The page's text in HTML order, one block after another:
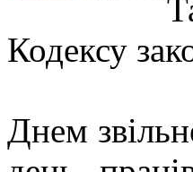
Кодексу
Днем